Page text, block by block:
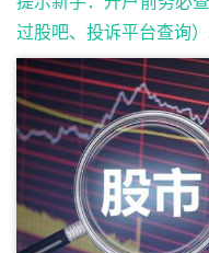
过股吧、投诉平台查询）